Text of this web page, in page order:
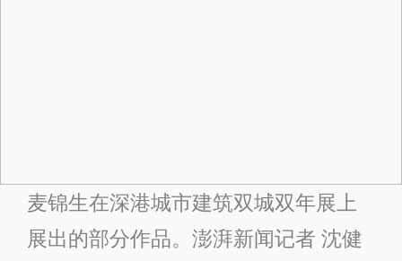
麦锦生在深港城市建筑双城双年展上
展出的部分作品。澎湃新闻记者 沈健